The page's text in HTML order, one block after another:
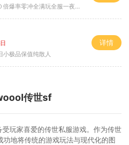
倍爆率零冲全满玩全服一夜终极
小极品保值纯散人
详情
传世sf
受玩家喜爱的传世私服游戏。作为传世
地将传统的游戏玩法与现代化的图